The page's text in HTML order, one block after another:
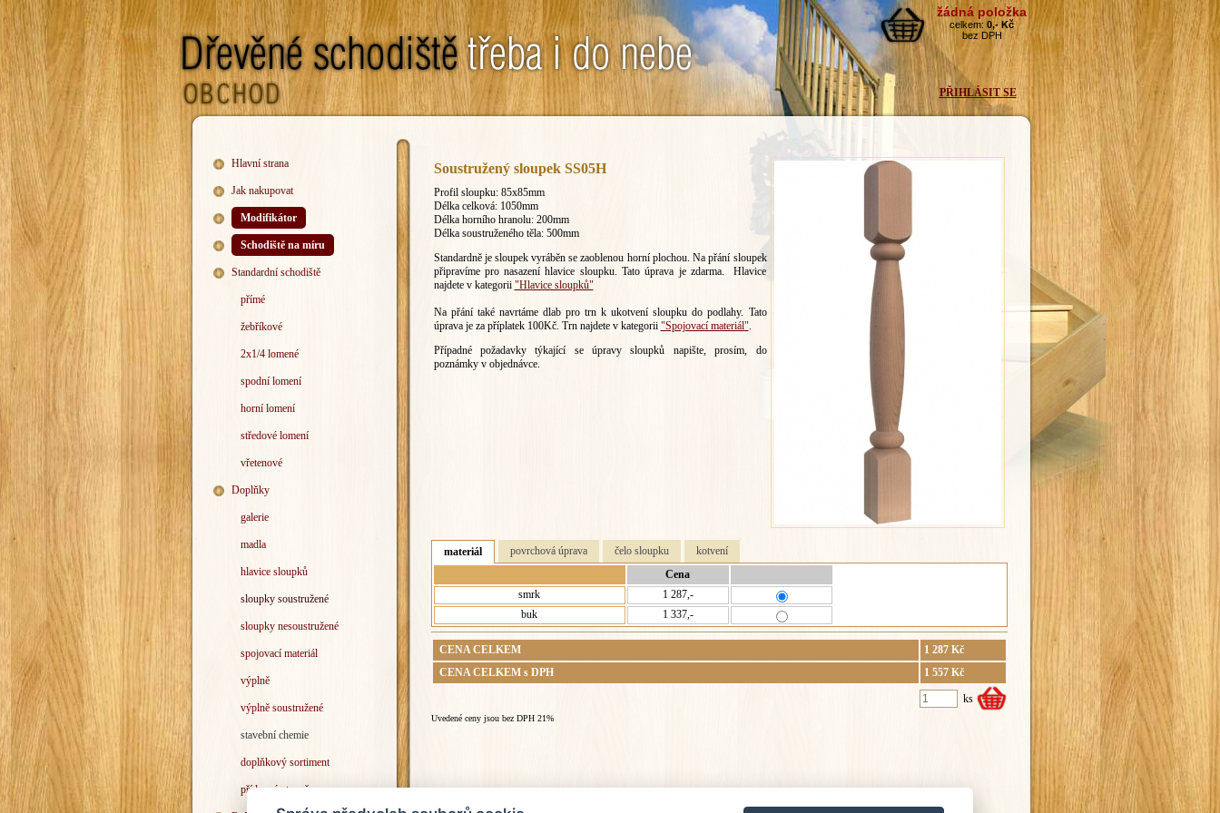
PŘIHLÁSIT SE
Hlavní strana
Jak nakupovat
Modifikátor
Schodiště na míru
Standardní schodiště
přímé
žebříkové
2x1/4 lomené
spodní lomení
horní lomení
středové lomení
vřetenové
Doplňky
galerie
madla
hlavice sloupků
sloupky soustružené
sloupky nesoustružené
spojovací materiál
výplně
výplně soustružené
stavební chemie
doplňkový sortiment
přídavný stupeň
Soustružený sloupek SS05H
Profil sloupku: 85x85mm
Délka celková: 1050mm
Délka horního hranolu: 200mm
Délka soustruženého těla: 500mm
Standardně je sloupek vyráběn se zaoblenou horní plochou. Na přání sloupek
připravíme pro nasazení hlavice sloupku. Tato úprava je zdarma. Hlavice
najdete v kategorii "Hlavice sloupků"
Na přání také navrtáme dlab pro trn k ukotvení sloupku do podlahy. Tato
úprava je za příplatek 100Kč. Trn najdete v kategorii "Spojovací materiál".
Případné požadavky týkající se úpravy sloupků napište, prosím, do
poznámky v objednávce.
materiál povrchová úprava čelo sloupku
kotvení
Cena
smrk
1 287,-
buk
1 337,-
CENA CELKEM
1 287 Kč
CENA CELKEM s DPH
1 557 Kč
ks
Uvedené ceny jsou bez DPH 21%